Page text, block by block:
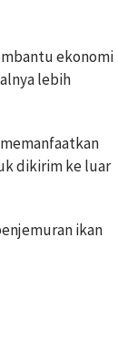
ekonomi
lebih
dikirim ke luar
ikan